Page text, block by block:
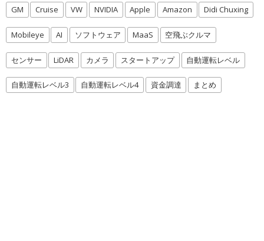
GM Cruise VW NVIDIA Apple Amazon Didi Chuxing
Mobileye AI ソフトウェア MaaS 空飛ぶクルマ
センサー LiDAR カメラ スタートアップ 自動運転レベル
自動運転レベル3 自動運転レベル4 資金調達 まとめ